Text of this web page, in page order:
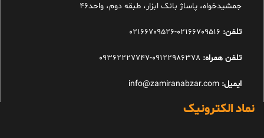
جمشیدخواه، پاساژ بانک ابزار، طبقه دوم، واحد46
تلفن:
تلفن همراه: 09122986378-09362227747
ایمیل:
نماد الکترونیک